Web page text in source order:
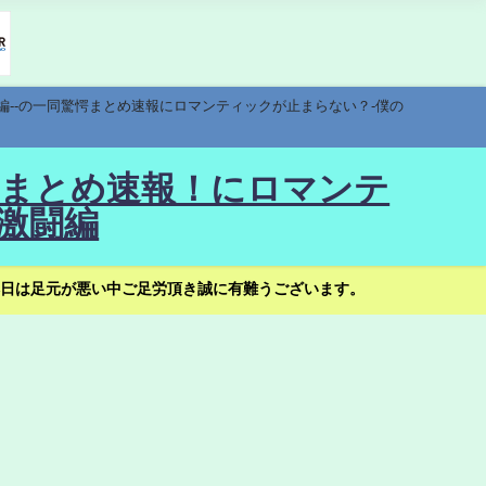
の一同驚愕まとめ速報にロマンティックが止まらない？-僕の
とめ速報！にロマンテ
闘編
足元が悪い中ご足労頂き誠に有難うございます。